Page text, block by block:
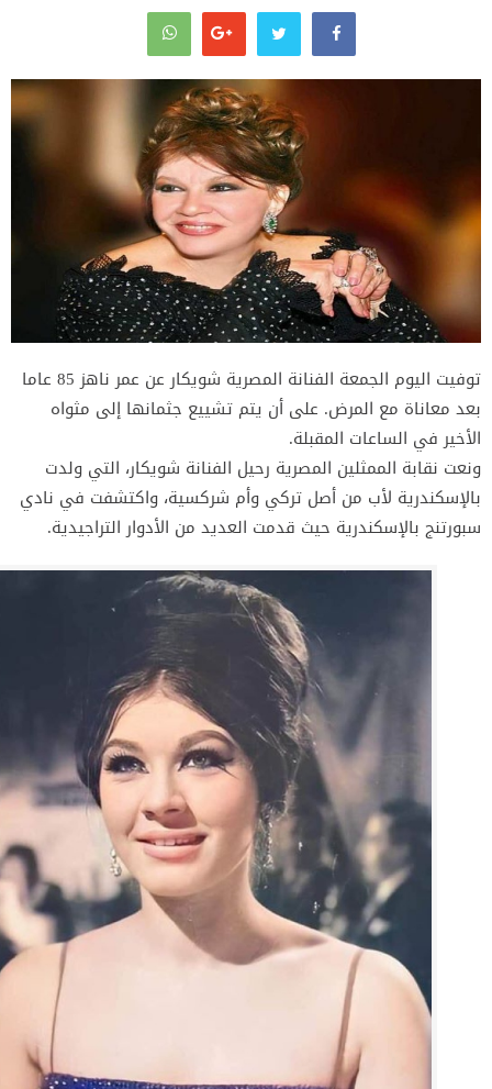
توفيت اليوم الجمعة الفنانة المصرية شويكار عن عمر ناهز 85 عاما
بعد معاناة مع المرض. على أن يتم تشييع جثمانها إلى مثواه
الأخير في الساعات المقبلة.
ونعت نقابة الممثلين المصرية رحيل الفنانة شويكار، التي ولدت
بالإسكندرية لأب من أصل تركي وأم شركسية، واكتشفت في نادي
سبورتنج بالإسكندرية حيث قدمت العديد من الأدوار التراجيدية.